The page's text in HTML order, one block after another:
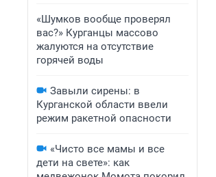
«Шумков вообще проверял
вас?» Курганцы массово
жалуются на отсутствие
горячей воды
Завыли сирены: в
Курганской области ввели
режим ракетной опасности
«Чисто все мамы и все
дети на свете»: как